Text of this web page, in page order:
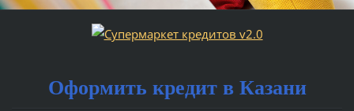
Оформить кредит в Казани